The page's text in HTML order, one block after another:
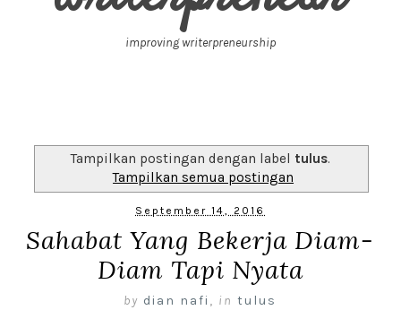
improving writerpreneurship
Tampilkan postingan dengan label tulus.
Tampilkan semua postingan
September 14, 2016
Sahabat Yang Bekerja Diam-
Diam Tapi Nyata
by dian nafi , in tulus